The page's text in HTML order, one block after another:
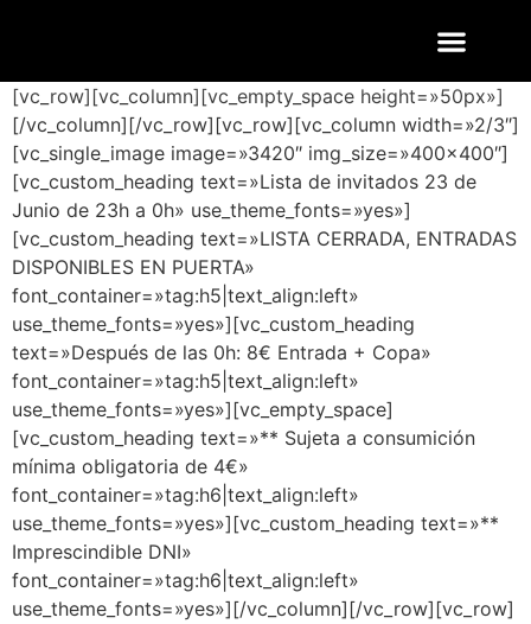
[vc_row][vc_column][vc_empty_space height=»50px»]
[/vc_column][/vc_row][vc_row][vc_column width=»2/3″]
[vc_single_image image=»3420″ img_size=»400×400″]
[vc_custom_heading text=»Lista de invitados 23 de
Junio de 23h a 0h» use_theme_fonts=»yes»]
[vc_custom_heading text=»LISTA CERRADA, ENTRADAS
DISPONIBLES EN PUERTA»
font_container=»tag:h5|text_align:left»
use_theme_fonts=»yes»][vc_custom_heading
text=»Después de las 0h: 8€ Entrada + Copa»
font_container=»tag:h5|text_align:left»
use_theme_fonts=»yes»][vc_empty_space]
[vc_custom_heading text=»** Sujeta a consumición
mínima obligatoria de 4€»
font_container=»tag:h6|text_align:left»
use_theme_fonts=»yes»][vc_custom_heading text=»**
Imprescindible DNI»
font_container=»tag:h6|text_align:left»
use_theme_fonts=»yes»][/vc_column][/vc_row][vc_row]